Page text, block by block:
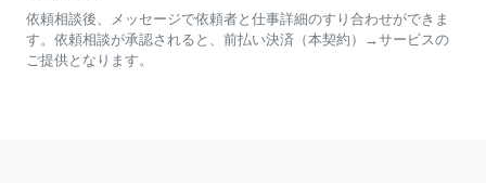
依頼相談後、メッセージで依頼者と仕事詳細のすり合わせができま
す。依頼相談が承認されると、前払い決済（本契約）→サービスの
ご提供となります。